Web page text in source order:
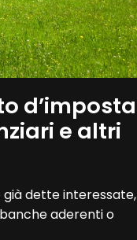
d’imposta
e altri
dette interessate,
aderenti o